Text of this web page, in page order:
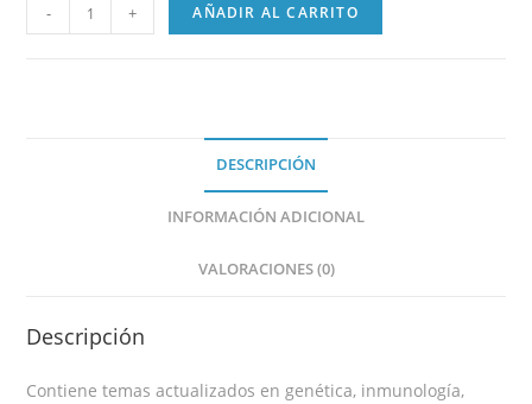
- + AÑADIR AL CARRITO
DESCRIPCIÓN
INFORMACIÓN ADICIONAL
VALORACIONES (0)
Descripción
Contiene temas actualizados en genética, inmunología,